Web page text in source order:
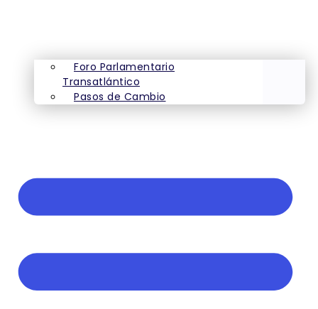
Foro Parlamentario
Transatlántico
Pasos de Cambio